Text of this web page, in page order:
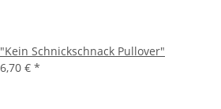
"Kein Schnickschnack Pullover"
6,70 € *